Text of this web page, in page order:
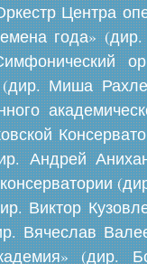
Центра
года»
Миша
Андрей
Виктор
Вячеслав
(дир.